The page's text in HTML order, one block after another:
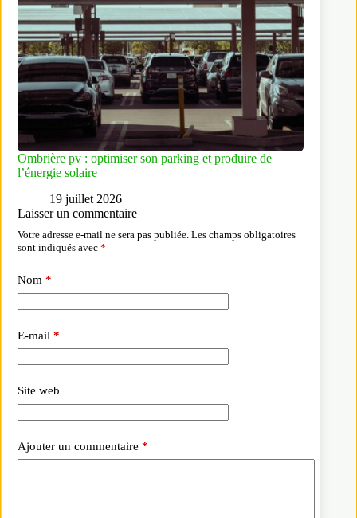
Ombrière pv : optimiser son parking et produire de
l’énergie solaire
19 juillet 2026
Laisser un commentaire
Votre adresse e-mail ne sera pas publiée. Les champs obligatoires
sont indiqués avec *
Nom *
E-mail *
Site web
Ajouter un commentaire *